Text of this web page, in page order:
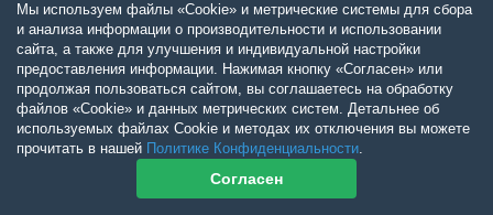
Мы используем файлы «Cookie» и метрические системы для сбора
и анализа информации о производительности и использовании
сайта, а также для улучшения и индивидуальной настройки
предоставления информации. Нажимая кнопку «Согласен» или
продолжая пользоваться сайтом, вы соглашаетесь на обработку
файлов «Cookie» и данных метрических систем. Детальнее об
используемых файлах Cookie и методах их отключения вы можете
прочитать в нашей Политике Конфиденциальности.
Согласен